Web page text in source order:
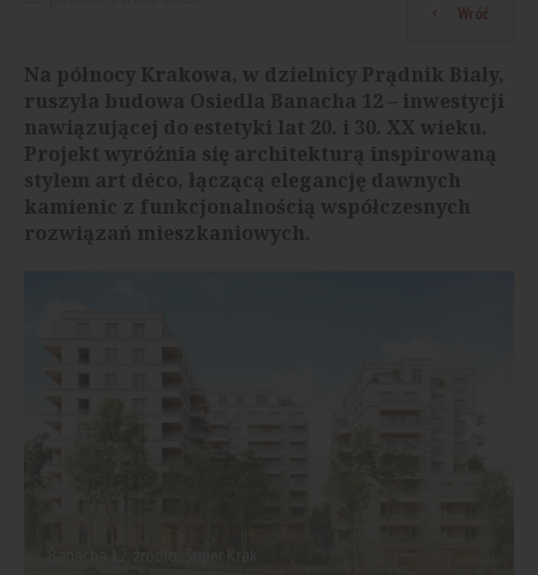
Wróć
Na północy Krakowa, w dzielnicy Prądnik Biały,
ruszyła budowa Osiedla Banacha 12 – inwestycji
nawiązującej do estetyki lat 20. i 30. XX wieku.
Projekt wyróżnia się architekturą inspirowaną
stylem art déco, łączącą elegancję dawnych
kamienic z funkcjonalnością współczesnych
rozwiązań mieszkaniowych.